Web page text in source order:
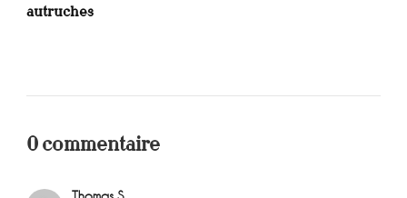
autruches
0 commentaire